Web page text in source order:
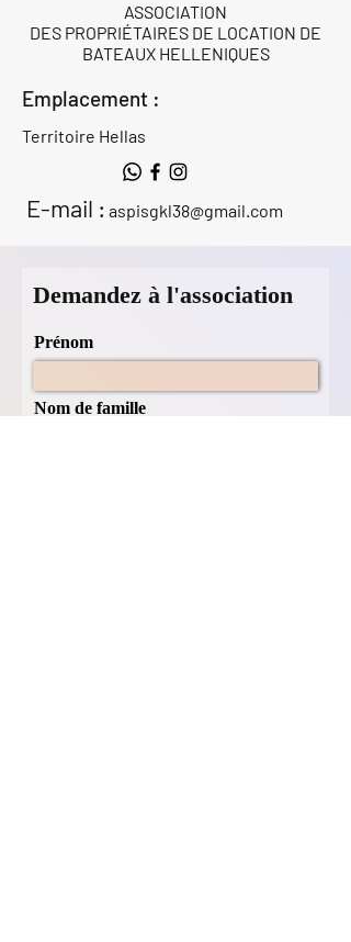
ASSOCIATION
DES PROPRIÉTAIRES DE LOCATION DE
BATEAUX HELLENIQUES
Emplacement :
Territoire Hellas
E-mail : aspisgkl38@gmail.com
Demandez à l'association
Prénom
Nom de famille